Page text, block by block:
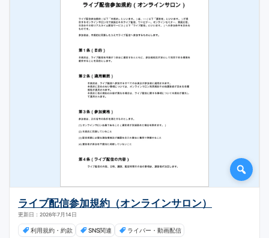
ライブ配信参加規約（オンラインサロン）
更新日：2026年7月14日
利用規約・約款 SNS関連 ライバー・動画配信